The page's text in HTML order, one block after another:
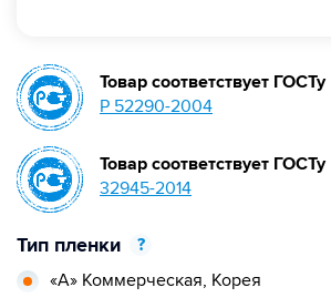
Тип пленки
?
«А» Коммерческая, Корея
Товар соответствует ГОСТу
Р 52290-2004
Товар соответствует ГОСТу
32945-2014